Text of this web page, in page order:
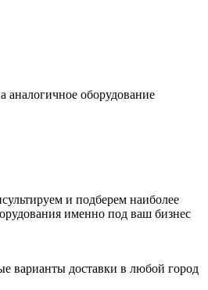
оборудование
и подберем наиболее
именно под ваш бизнес
варианты доставки в любой город